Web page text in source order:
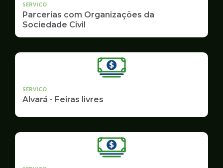
SERVICO
Parcerias com Organizações da
Sociedade Civil
SERVICO
Alvará - Feiras livres